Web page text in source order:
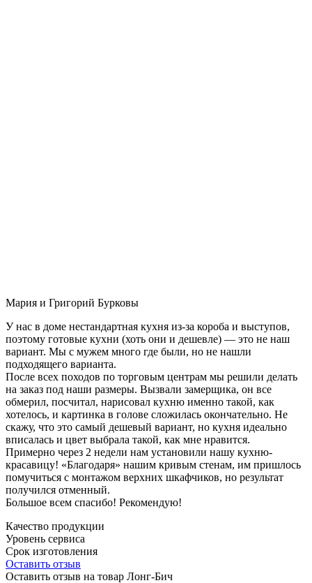
Мария и Григорий Бурковы
У нас в доме нестандартная кухня из-за короба и выступов,
поэтому готовые кухни (хоть они и дешевле) — это не наш
вариант. Мы с мужем много где были, но не нашли
подходящего варианта.
После всех походов по торговым центрам мы решили делать
на заказ под наши размеры. Вызвали замерщика, он все
обмерил, посчитал, нарисовал кухню именно такой, как
хотелось, и картинка в голове сложилась окончательно. Не
скажу, что это самый дешевый вариант, но кухня идеально
вписалась и цвет выбрала такой, как мне нравится.
Примерно через 2 недели нам установили нашу кухню-
красавицу! «Благодаря» нашим кривым стенам, им пришлось
помучиться с монтажом верхних шкафчиков, но результат
получился отменный.
Большое всем спасибо! Рекомендую!
Качество продукции
Уровень сервиса
Срок изготовления
Оставить отзыв
Оставить отзыв на товар Лонг-Бич